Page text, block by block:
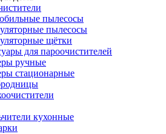
пылесосы
пылесосы
щётки
для пароочистителей
ручные
стационарные
кухонные